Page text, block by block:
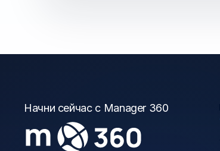
Начни сейчас с Manager 360